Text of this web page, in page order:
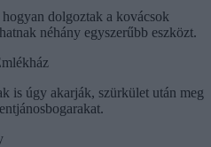
dolgoztak a kovácsok
néhány egyszerűbb eszközt.
is úgy akarják, szürkület után meg